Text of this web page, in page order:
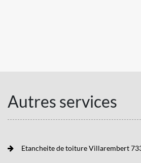
Autres services
Etancheite de toiture Villarembert